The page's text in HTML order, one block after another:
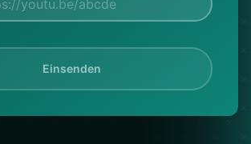
Einsenden